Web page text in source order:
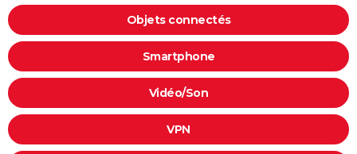
Objets connectés
Smartphone
Vidéo/Son
VPN